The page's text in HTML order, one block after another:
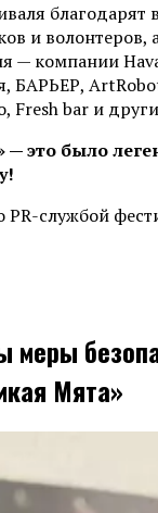
благодарят
и волонтеров,
— компании
БАРЬЕР,
Fresh bar и
— это было
PR-службой
меры
Мята»